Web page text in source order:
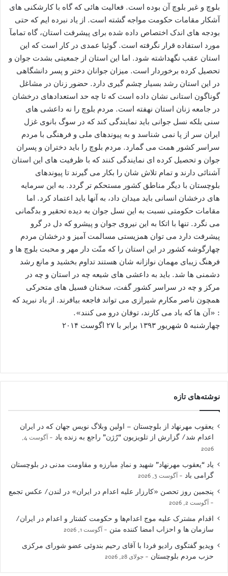
بلوچ و غیر بلوچ آن بوده است. فعالیت هائی که گاه با کارشکنی های
آشکار مقامات حکومت مواجه گشته است. از یاد نبرده ایم که حتی
بودجه های اندک اختصاص داده شده برای پیشرفت استان، گاه تمامآ
مورد استفاده قرار نگرفته است. گوئیا عمدی در کار است که این
استان عقب نگهداشته شود. اما این استان از جمعیتی بشدت جوان و
تحصیل کرده برخوردار است. میزان جوانان دختر و پسر دانشگاهی
در این استان رشد بسیار چشم گیری دارد. حضور زنان در مشاغل
گوناگون استانی نشان داده است که تا چه حد استعدادهای درخشان
در جامعه زنان استان نهفته است. مردم بلوچ را نه داعشی های
سنی بلکه نسل جوانی باید نمایندگی کند که در سوگ بانوی غزل
ایران سر از پا نمی شناسد و به پیوندهای ملی و فرهنگی با مردم
سراسر کشور همت می گمارد. مردم بلوچ را باید دختران و پسران
جوان و تحصیل کرده ای نمایندگی کنند که با ظرفیت های این استان
آشنائی دارند و تمام تلاش شان را بکار می گیرند تا پیوندهای
بلوچستان با دیگر مناطق کشور مستحکم تر گردد. به این سرمایه
های درخشان انسانی باید میدان داد، به آنها باید اعتماد کرد. اما
مقامات حکومتی نسبت به این نسل جوان به دیده تحقیر و بدگمانی
می نگرد. تنها با اتکا به این نیروی جوان و پیشرو که دل در گرو
پیشرفت دارد می توان همزیستی مسالمت آمیز و درخشان مردم
چهارگوشه کشور در این استان را که منّت دار مهر و محبت بلوچ ها و
فرهنگ زیبای مهمان نوازانه شان هستند تداوم بخشید و مانع رشد
دشمنی ها شد. باید به داعشی های شیعه چه در استان و چه در
مرکز و چه در سراسر کشور گفت، سخنان فسیل های متحرکی
همچون ناصر مکارم شیرازی می تواند فاجعه بیافرند. از یاد نبرید که
: «آن ها که باد می کارند، توفان درو می کنند».
چهارشنبه ۵ شهريور ۱۳۹۳ برابر با ۲۷ اگوست ۲۰۱۴
نوشته‌های تازه
یعقوب مهرنهاد از بلوچستان – اولین وبلاگ نویس جهان که در ایران
اعدام شد/ گزارش از تلویزیون “رُژن” راجع به زنده یاد
آگوست 4,
2026
یاد “یعقوب مهرنهاد” شهید و نمادِ مبارزه و مقاومت مدنی در بلوچستان
گرامی باد
آگوست 3, 2026
پنجمین روز تحصن «کارزار علیه اعدام در ایران» در لندن/ عکس تجمع
آگوست 2, 2026
اقدام مشترک علیه موج اعدام‌ها و حکومت کشتار و اعدام در ایران/
سازمان ها و احزاب امضا کننده متن
آگوست 1, 2026
ویدیو گفتگوی رادیو فردا با آقای رحیم بندوئی عضو شورای مرکزی
حزب مردم بلوچستان
جولای 28, 2026